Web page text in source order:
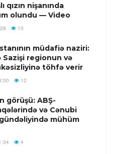
qızın nişanında
olundu — Video
10
müdafiə naziri:
Sazişi regionun və
töhfə verir
12
görüşü: ABŞ-
və Cənubi
mühüm
4